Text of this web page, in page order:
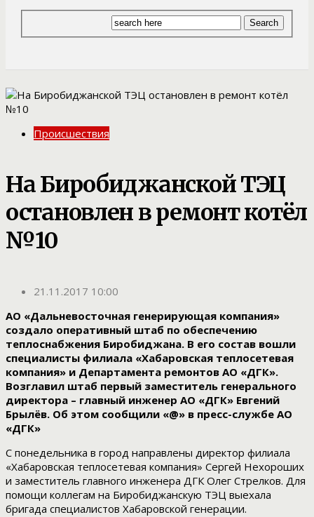
Происшествия
На Биробиджанской ТЭЦ
остановлен в ремонт котёл
№10
21.11.2017 10:00
АО «Дальневосточная генерирующая компания»
создало оперативный штаб по обеспечению
теплоснабжения Биробиджана. В его состав вошли
специалисты филиала «Хабаровская теплосетевая
компания» и Департамента ремонтов АО «ДГК».
Возглавил штаб первый заместитель генерального
директора – главный инженер АО «ДГК» Евгений
Брылёв. Об этом сообщили «@» в пресс-службе АО
«ДГК»
С понедельника в город направлены директор филиала
«Хабаровская теплосетевая компания» Сергей Нехороших
и заместитель главного инженера ДГК Олег Стрелков. Для
помощи коллегам на Биробиджанскую ТЭЦ выехала
бригада специалистов Хабаровской генерации.